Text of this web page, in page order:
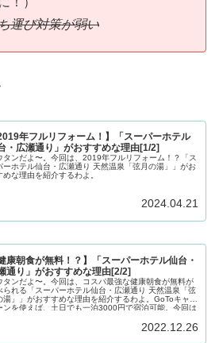
運び対策が弱い
2019年フルリフォーム！】「スーパーホテル
・広瀬通り」がおすすめな理由[1/2]
タンだよ〜。今回は、2019年フルリフォーム！？「ス
ーホテル仙台・広瀬通り 天然温泉「弦月の湯」」がお
めな理由を紹介するわよ。
2024.04.21
健康朝食が無料！？】「スーパーホテル仙台・
通り」がおすすめな理由[2/2]
タンだよ〜。今回は、コスパ最強な健康朝食が無料が
られる「スーパーホテル仙台・広瀬通り 天然温泉「弦
湯」」がおすすめな理由を紹介するわよ。GoToキャン
ンを使えば、土日でも一泊3000円で宿泊可能。今回は
2022.12.26